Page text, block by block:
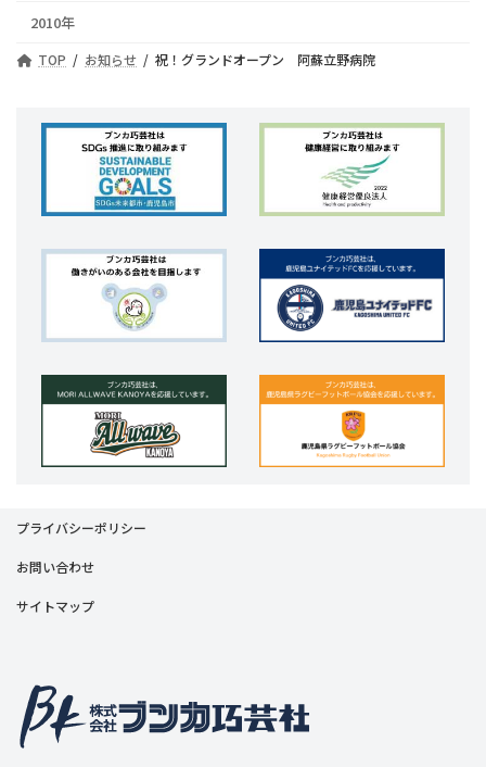
2010年
TOP お知らせ 祝！グランドオープン 阿蘇立野病院
プライバシーポリシー
お問い合わせ
サイトマップ